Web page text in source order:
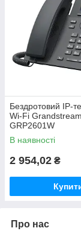
Бездротовий IP-
Wi-Fi Grandstream
GRP2601W
В наявності
2 954,02 ₴
Про нас